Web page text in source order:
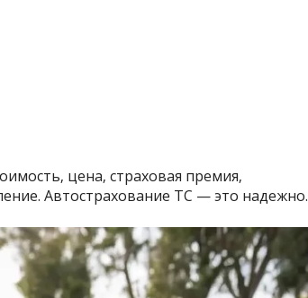
цена‚ страховая премия‚
Автострахование ТС — это надежно.